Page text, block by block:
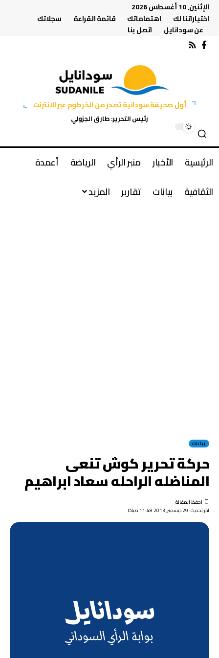
الإثنين, 10 أغسطس 2026
اختياراتنا لك
اهتماماتك قائمة القراءة
سجلاتك
عن سودانايل
اتصل بنا
أول صحيفة سودانية تصدر من الخرطوم عبر الانترنت
رئيس التحرير: طارق الجزولي
الرئيسية الأخبار منبر الرأي الرياضة
أعمدة
الثقافية
بيانات تقارير المزيد
بيانات
حركة تحرير كوش تنعى
المناضله الراحله سعاد ابراهيم
اخر تحديث: 29 ديسمبر, 2013 11:48 صباحًا